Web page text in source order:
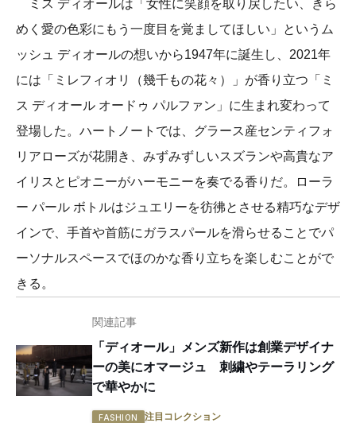
ミス ディオールは「女性に笑顔を取り戻したい、きら
めく愛の色彩にもう一度目を覚ましてほしい」というム
ッシュ ディオールの想いから1947年に誕生し、2021年
には「ミレフィオリ（幾千もの花々）」が香り立つ「ミ
ス ディオール オードゥ パルファン」に生まれ変わって
登場した。ハートノートでは、グラース産センティフォ
リアローズが花開き、みずみずしいスズランや高貴なア
イリスとピオニーがハーモニーを奏でる香りだ。ローラ
ー パール ボトルはジュエリーを彷彿とさせる精巧なデザ
インで、手首や首筋にガラスパールを滑らせることでパ
ーソナルスペースでほのかな香り立ちを楽しむことがで
きる。
関連記事
「ディオール」メンズ新作は創業デザイナ
ーの美にオマージュ 刺繍やテーラリング
で華やかに
FASHION 注目コレクション